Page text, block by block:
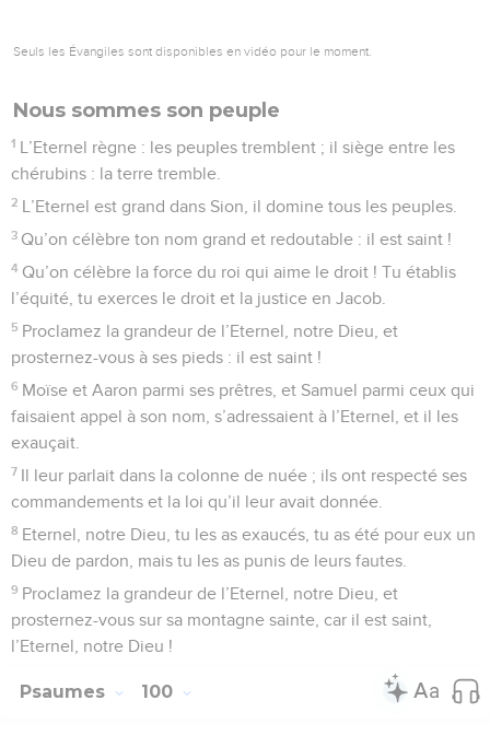
Seuls les Évangiles sont disponibles en vidéo pour le moment.
Nous sommes son peuple
1 L’Eternel règne : les peuples tremblent ; il siège entre les
chérubins : la terre tremble.
2 L’Eternel est grand dans Sion, il domine tous les peuples.
3 Qu’on célèbre ton nom grand et redoutable : il est saint !
4 Qu’on célèbre la force du roi qui aime le droit ! Tu établis
l’équité, tu exerces le droit et la justice en Jacob.
5 Proclamez la grandeur de l’Eternel, notre Dieu, et
prosternez-vous à ses pieds : il est saint !
6 Moïse et Aaron parmi ses prêtres, et Samuel parmi ceux qui
faisaient appel à son nom, s’adressaient à l’Eternel, et il les
exauçait.
7 Il leur parlait dans la colonne de nuée ; ils ont respecté ses
commandements et la loi qu’il leur avait donnée.
8 Eternel, notre Dieu, tu les as exaucés, tu as été pour eux un
Dieu de pardon, mais tu les as punis de leurs fautes.
9 Proclamez la grandeur de l’Eternel, notre Dieu, et
prosternez-vous sur sa montagne sainte, car il est saint,
l’Eternel, notre Dieu !
Psaumes 100